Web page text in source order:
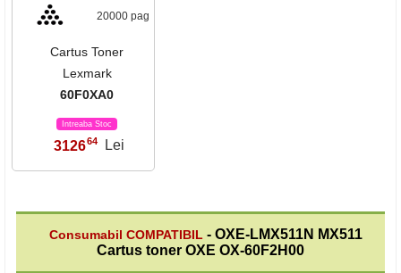
20000 pag
Cartus Toner
Lexmark
60F0XA0
Intreaba Stoc
312664 Lei
Consumabil COMPATIBIL - OXE-LMX511N MX511
Cartus toner OXE OX-60F2H00